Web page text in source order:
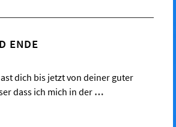
ENDE
dich bis jetzt von deiner guter
dass ich mich in der …